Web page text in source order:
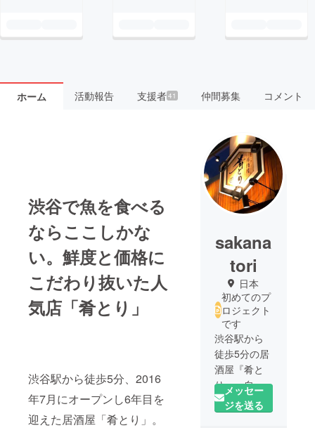
ホーム 活動報告 支援者41 仲間募集 コメント
渋谷で魚を食べる
ならここしかな
い。鮮度と価格に
こだわり抜いた人
気店「肴とり」
渋谷駅から徒歩5分、2016
年7月にオープンし6年目を
迎えた居酒屋「肴とり」。
sakana
tori
日本
初めてのプ
ロジェクト
です
渋谷駅から
徒歩5分の居
酒屋『肴と
り』。自慢
の鮮魚を使
用した絶品
メッセー
ジを送る